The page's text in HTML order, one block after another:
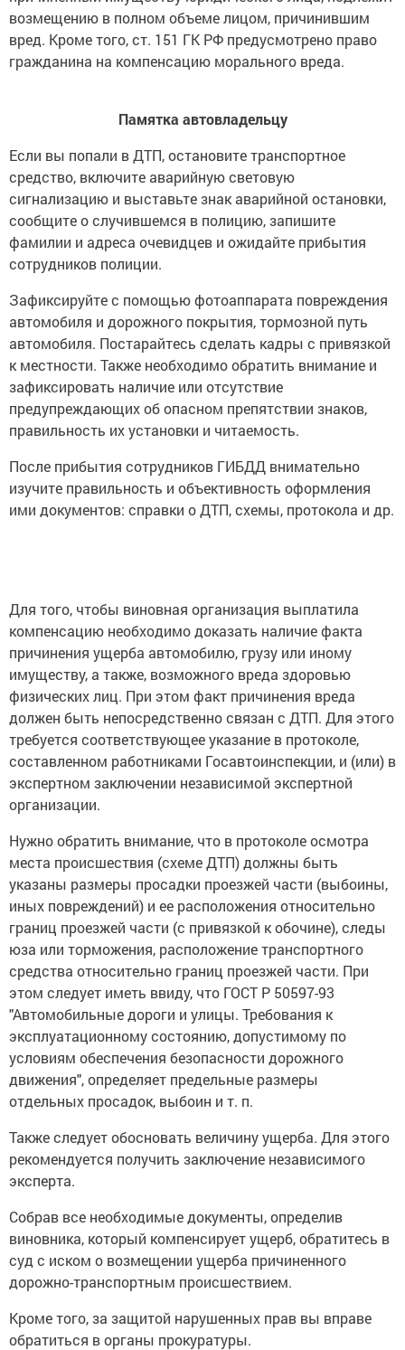
возмещению в полном объеме лицом, причинившим
вред. Кроме того, ст. 151 ГК РФ предусмотрено право
гражданина на компенсацию морального вреда.
Памятка автовладельцу
Если вы попали в ДТП, остановите транспортное
средство, включите аварийную световую
сигнализацию и выставьте знак аварийной остановки,
сообщите о случившемся в полицию, запишите
фамилии и адреса очевидцев и ожидайте прибытия
сотрудников полиции.
Зафиксируйте с помощью фотоаппарата повреждения
автомобиля и дорожного покрытия, тормозной путь
автомобиля. Постарайтесь сделать кадры с привязкой
к местности. Также необходимо обратить внимание и
зафиксировать наличие или отсутствие
предупреждающих об опасном препятствии знаков,
правильность их установки и читаемость.
После прибытия сотрудников ГИБДД внимательно
изучите правильность и объективность оформления
ими документов: справки о ДТП, схемы, протокола и др.
Для того, чтобы виновная организация выплатила
компенсацию необходимо доказать наличие факта
причинения ущерба автомобилю, грузу или иному
имуществу, а также, возможного вреда здоровью
физических лиц. При этом факт причинения вреда
должен быть непосредственно связан с ДТП. Для этого
требуется соответствующее указание в протоколе,
составленном работниками Госавтоинспекции, и (или) в
экспертном заключении независимой экспертной
организации.
Нужно обратить внимание, что в протоколе осмотра
места происшествия (схеме ДТП) должны быть
указаны размеры просадки проезжей части (выбоины,
иных повреждений) и ее расположения относительно
границ проезжей части (с привязкой к обочине), следы
юза или торможения, расположение транспортного
средства относительно границ проезжей части. При
этом следует иметь ввиду, что ГОСТ Р 50597-93
"Автомобильные дороги и улицы. Требования к
эксплуатационному состоянию, допустимому по
условиям обеспечения безопасности дорожного
движения", определяет предельные размеры
отдельных просадок, выбоин и т. п.
Также следует обосновать величину ущерба. Для этого
рекомендуется получить заключение независимого
эксперта.
Собрав все необходимые документы, определив
виновника, который компенсирует ущерб, обратитесь в
суд с иском о возмещении ущерба причиненного
дорожно-транспортным происшествием.
Кроме того, за защитой нарушенных прав вы вправе
обратиться в органы прокуратуры.